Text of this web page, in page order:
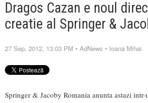
Dragos Cazan e noul
creatie al Springer &
27 Sep. 2012, 13:03 PM • AdNews • Ioana Mihai
Springer & Jacoby Romania anunta astazi